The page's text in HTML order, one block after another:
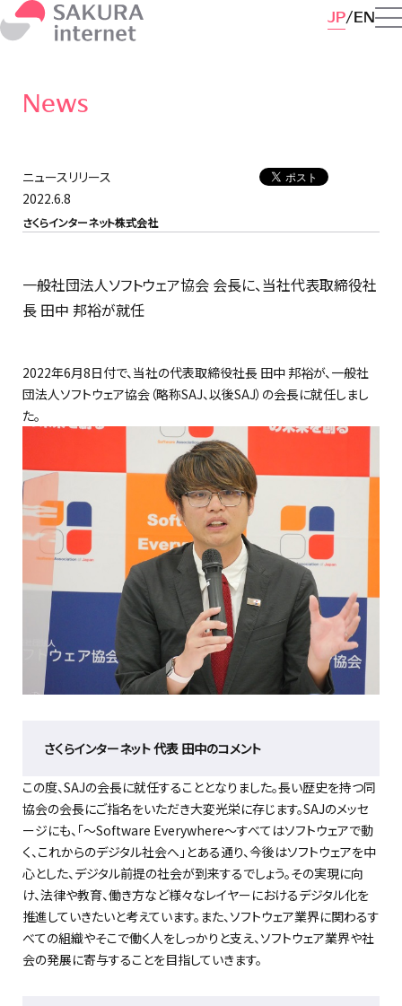
JP EN
News
ニュースリリース
2022.6.8
さくらインターネット株式会社
一般社団法人ソフトウェア協会 会長に、当社代表取締役社
長 田中 邦裕が就任
2022年6月8日付で、当社の代表取締役社長 田中 邦裕が、一般社
団法人ソフトウェア協会（略称SAJ、以後SAJ）の会長に就任しまし
た。
さくらインターネット 代表 田中のコメント
この度、SAJの会長に就任することとなりました。長い歴史を持つ同
協会の会長にご指名をいただき大変光栄に存じます。SAJのメッセ
ージにも、「～Software Everywhere～すべてはソフトウェアで動
く、これからのデジタル社会へ」とある通り、今後はソフトウェアを中
心とした、デジタル前提の社会が到来するでしょう。その実現に向
け、法律や教育、働き方など様々なレイヤーにおけるデジタル化を
推進していきたいと考えています。また、ソフトウェア業界に関わるす
べての組織やそこで働く人をしっかりと支え、ソフトウェア業界や社
会の発展に寄与することを目指していきます。